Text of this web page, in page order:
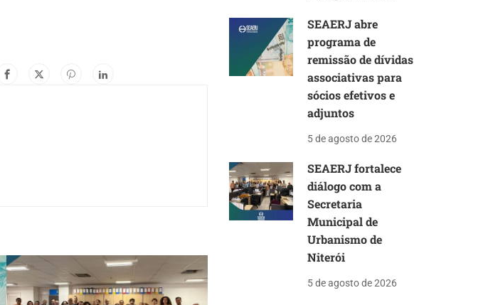
SEAERJ abre
programa de
remissão de dívidas
associativas para
sócios efetivos e
adjuntos
5 de agosto de 2026
SEAERJ fortalece
diálogo com a
Secretaria
Municipal de
Urbanismo de
Niterói
5 de agosto de 2026